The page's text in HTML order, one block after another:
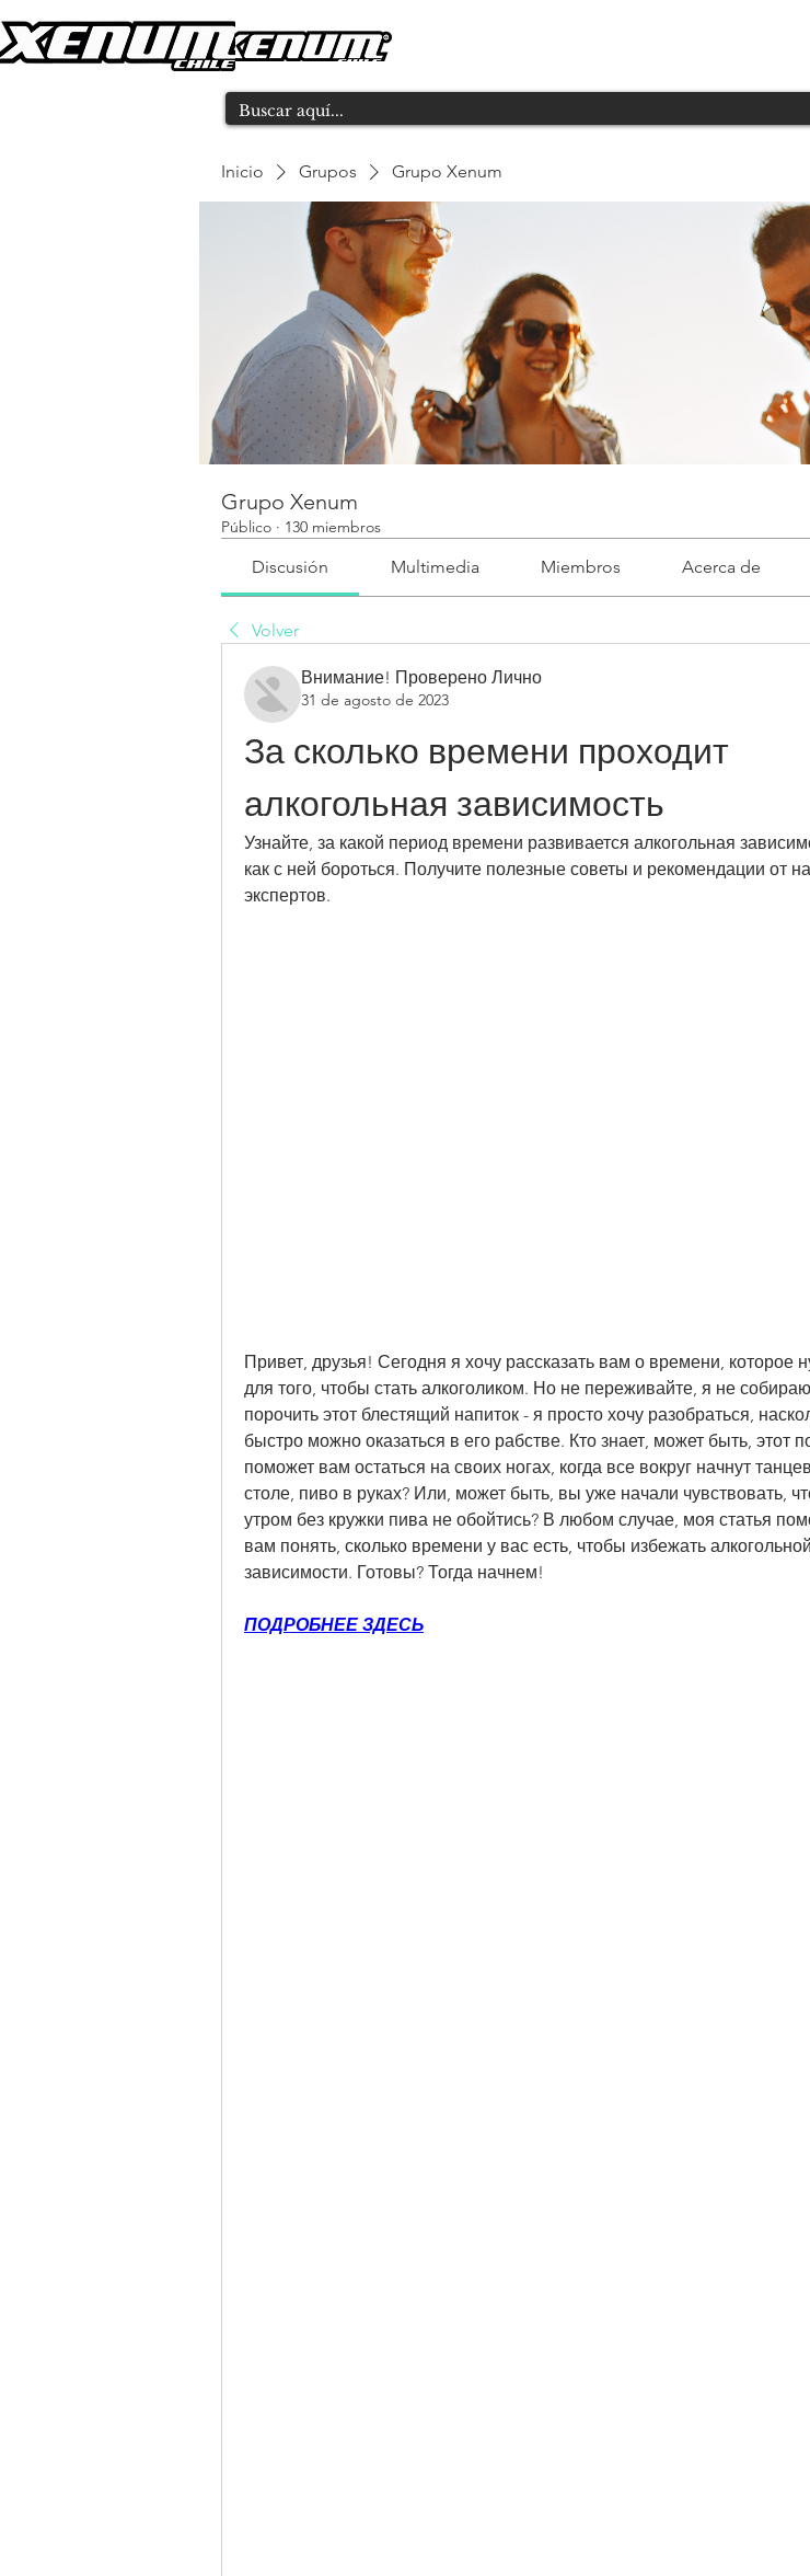
Inicio Grupos Grupo Xenum
Grupo Xenum
Público · 130 miembros
Discusión Multimedia Miembros Acerca de
Volver
Внимание! Проверено Лично
31 de agosto de 2023
За сколько времени проходит
алкогольная зависимость
Узнайте, за какой период времени развивается алкогольная
как с ней бороться. Получите полезные советы и рекомендации от
экспертов.
Привет, друзья! Сегодня я хочу рассказать вам о времени, которое
для того, чтобы стать алкоголиком. Но не переживайте, я не
порочить этот блестящий напиток - я просто хочу разобраться,
быстро можно оказаться в его рабстве. Кто знает, может быть, этот
поможет вам остаться на своих ногах, когда все вокруг начнут
столе, пиво в руках? Или, может быть, вы уже начали чувствовать,
утром без кружки пива не обойтись? В любом случае, моя статья
вам понять, сколько времени у вас есть, чтобы избежать алкогольной
зависимости. Готовы? Тогда начнем!
ПОДРОБНЕЕ ЗДЕСЬ